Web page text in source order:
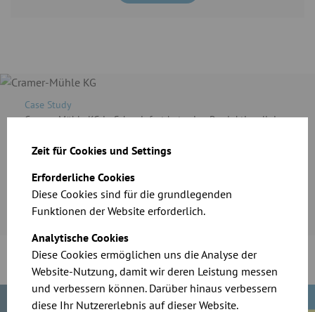
Zeit für Cookies und Settings
Erforderliche Cookies
Diese Cookies sind für die grundlegenden
Funktionen der Website erforderlich.
Analytische Cookies
Diese Cookies ermöglichen uns die Analyse der
Website-Nutzung, damit wir deren Leistung messen
und verbessern können. Darüber hinaus verbessern
diese Ihr Nutzererlebnis auf dieser Website.
Case Study
Cramer-Mühle KG in Schweinfurt hat seine Produktionslinie
Absaugung von Staub setzt das Unternehmen auf das
Mehr erfahren